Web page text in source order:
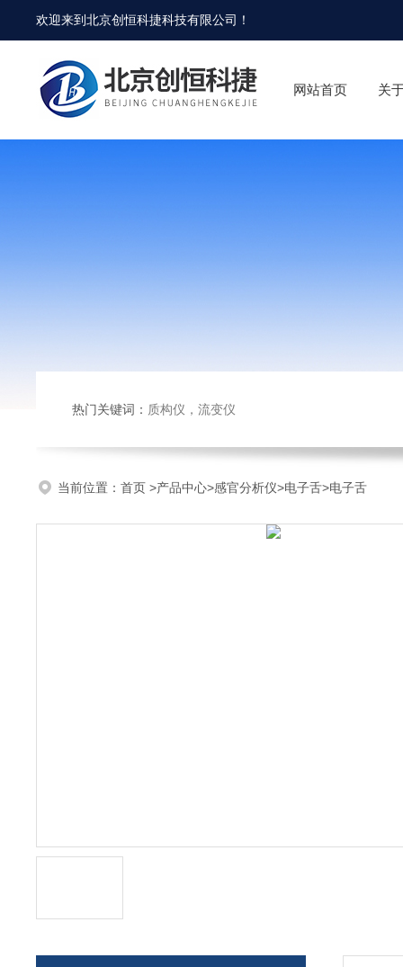
欢迎来到北京创恒科捷科技有限公司 ！
网站首页 关
热门关键词： 质构仪 ， 流变仪
当前位置： 首页 >产品中心>感官分析仪>电子舌>电子舌